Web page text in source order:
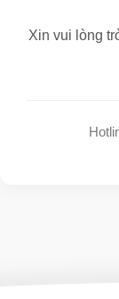
Xin vui lòng